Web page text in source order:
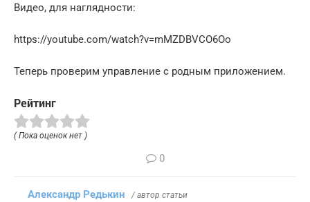
Видео, для наглядности:
https://youtube.com/watch?v=mMZDBVCO6Oo
Теперь проверим управление с родным приложением.
Рейтинг
( Пока оценок нет )
0
Александр Редькин / автор статьи